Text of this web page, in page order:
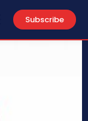
Subscribe